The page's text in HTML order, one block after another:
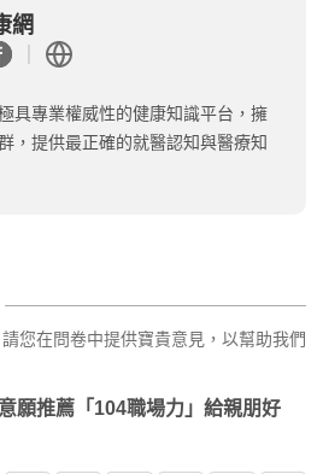
網
具專業權威性的健康知識平台，擁
，提供最正確的就醫認知與醫療知
您在問卷中提供寶貴意見，以幫助我們
願推薦「104職場力」給親朋好